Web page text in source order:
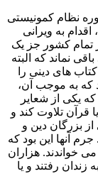
نظام کمونیستی
به ویرانی
تمام کشور جز یک
نماند که البته
های دینی را
صادر کردند که به موجب آن،
یکی از شعایر
قرآن تلاوت کند و
دین و
شدند. جرم آنها این بود که
خواندند. هزاران
زندان رفتند و یا